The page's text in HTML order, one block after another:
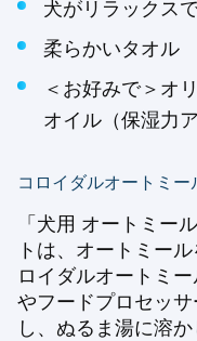
犬がリラックス
柔らかいタオル
＜お好みで＞オ
オイル（保湿力ア
コロイダルオートミー
「犬用 オートミー
トは、オートミー
ロイダルオートミ
やフードプロセッ
し、ぬるま湯に溶